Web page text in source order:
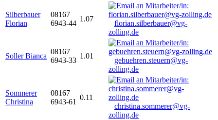
Silberbauer
Florian
08167
6943-44
1.07
florian.silberbauer@vg-
zolling.de
Soller Bianca
08167
6943-33
1.01
gebuehren.steuern@vg-
zolling.de
Sommerer
Christina
08167
6943-61
0.11
christina.sommerer@vg-
zolling.de